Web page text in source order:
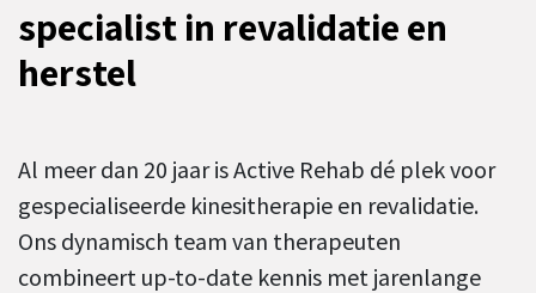
specialist in revalidatie en
herstel
Al meer dan 20 jaar is Active Rehab dé plek voor
gespecialiseerde kinesitherapie en revalidatie.
Ons dynamisch team van therapeuten
combineert up-to-date kennis met jarenlange